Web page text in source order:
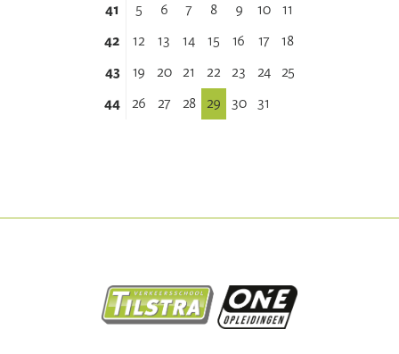
41
5 6 7 8 9 10
11
42
12 13 14 15 16 17
18
43
19 20 21 22 23 24
25
44
26 27 28 29 30 31